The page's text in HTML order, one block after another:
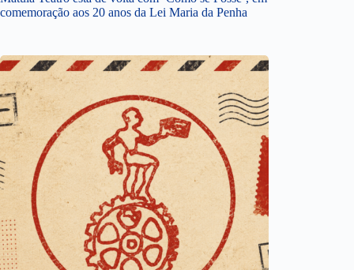
comemoração aos 20 anos da Lei Maria da Penha